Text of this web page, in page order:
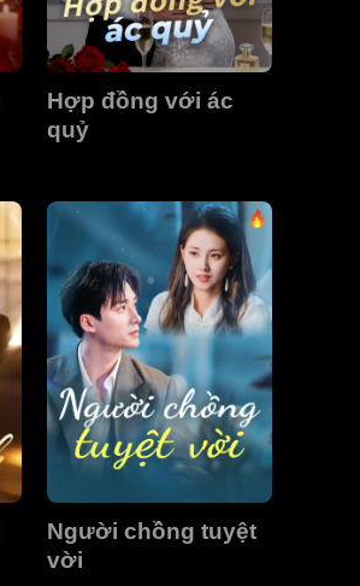
Hợp đồng với ác
quỷ
Người chồng tuyệt
vời